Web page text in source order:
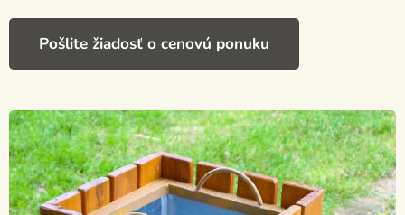
Pošlite žiadosť o cenovú ponuku